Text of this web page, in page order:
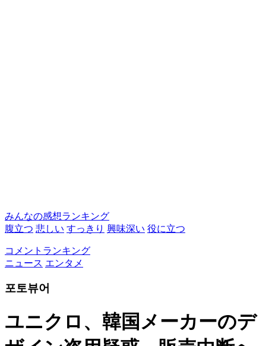
みんなの感想ランキング
腹立つ 悲しい すっきり 興味深い 役に立つ
コメントランキング
ニュース エンタメ
포토뷰어
ユニクロ、韓国メーカーのデ